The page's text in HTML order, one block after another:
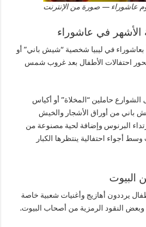
عاشوراء — صورة من الإنترنت
في عاشوراء
في ليبيا شخصية “شيش باني” أو
احتفالات الأطفال بعد غروب شمس
الشوارع حاملين “المخلاة” أو أكياس
باني من أوراق الأشجار والخيش
البرنوس وإضافة لحية مصنوعة من
وسط أجواء احتفالية ينتظرها الكبار
البيوت
يرددون أهازيج وأغنيات شعبية خاصة
وبعض النقود الرمزية من أصحاب البيوت.